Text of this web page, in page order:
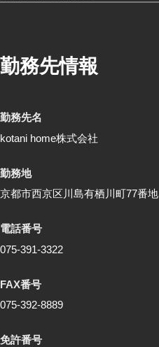
勤務先情報
勤務先名
kotani home株式会社
勤務地
京都市西京区川島有栖川町77番地
電話番号
075-391-3322
FAX番号
075-392-8889
免許番号